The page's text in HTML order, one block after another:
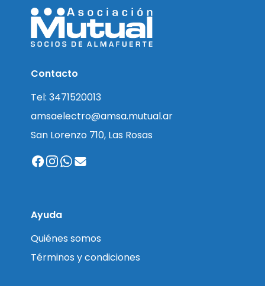
Contacto
Tel: 3471520013
amsaelectro@amsa.mutual.ar
San Lorenzo 710, Las Rosas
Ayuda
Quiénes somos
Términos y condiciones